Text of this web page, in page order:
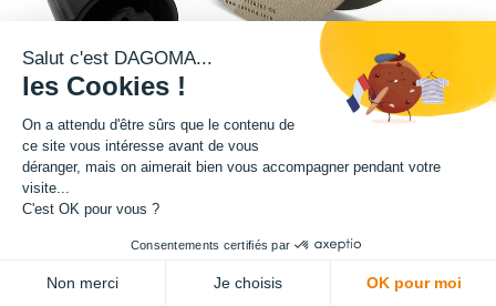
Diamètre : 1.75 mm
Grammage : 2000 g
Salut c'est DAGOMA...
les Cookies !
On a attendu d'être sûrs que le contenu de
ce site vous intéresse avant de vous
déranger, mais on aimerait bien vous accompagner pendant votre
visite...
C'est OK pour vous ?
Consentements certifiés par
Non merci Je choisis OK pour moi